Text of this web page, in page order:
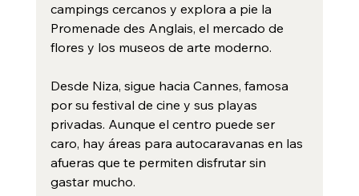
campings cercanos y explora a pie la
Promenade des Anglais, el mercado de
flores y los museos de arte moderno.
Desde Niza, sigue hacia Cannes, famosa
por su festival de cine y sus playas
privadas. Aunque el centro puede ser
caro, hay áreas para autocaravanas en las
afueras que te permiten disfrutar sin
gastar mucho.